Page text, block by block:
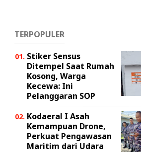
TERPOPULER
Stiker Sensus
Ditempel Saat Rumah
Kosong, Warga
Kecewa: Ini
Pelanggaran SOP
Kodaeral I Asah
Kemampuan Drone,
Perkuat Pengawasan
Maritim dari Udara